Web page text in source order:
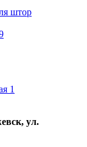
штор
1
ул.